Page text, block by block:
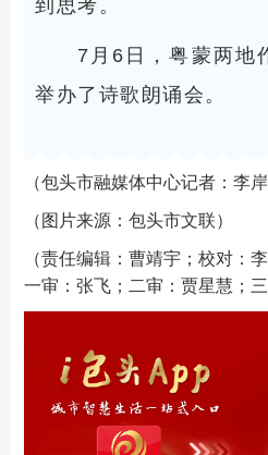
到思考。
7月6日，粤蒙两地
举办了诗歌朗诵会。
（包头市融媒体中心记者：李岸
（图片来源：包头市文联）
（责任编辑：曹靖宇；校对：
一审：张飞；二审：贾星慧；三